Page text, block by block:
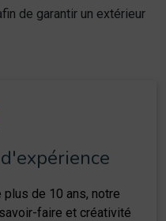
de garantir un extérieur
de 10 ans, notre
faire et créativité